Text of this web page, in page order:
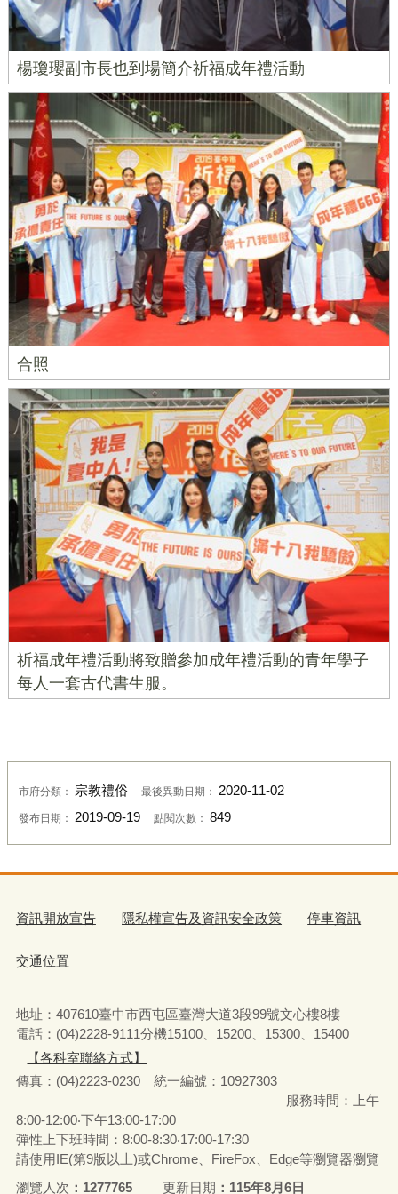
楊瓊瓔副市長也到場簡介祈福成年禮活動
合照
祈福成年禮活動將致贈參加成年禮活動的青年學子
每人一套古代書生服。
市府分類： 宗教禮俗 最後異動日期： 2020-11-02
發布日期： 2019-09-19 點閱次數： 849
資訊開放宣告 隱私權宣告及資訊安全政策 停車資訊
交通位置
地址：407610臺中市西屯區臺灣大道3段99號文心樓8樓
電話：(04)2228-9111分機15100、15200、15300、15400
【各科室聯絡方式】
傳真：(04)2223-0230 統一編號 ： 10927303
服務時間：上午
8:00-12:00‧下午13:00-17:00
彈性上下班時間：8:00-8:30‧17:00-17:30
請使用IE(第9版以上)或Chrome、FireFox、Edge等瀏覽器瀏覽
瀏覽人次
1277765 更新日期 115年8月6日